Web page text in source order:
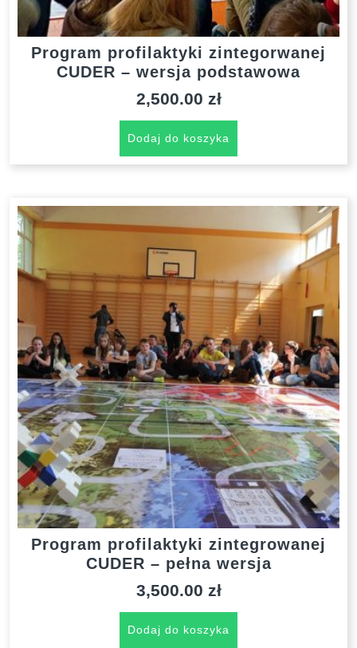
Program profilaktyki zintegorwanej
CUDER – wersja podstawowa
2,500.00 zł
Dodaj do koszyka
Program profilaktyki zintegrowanej
CUDER – pełna wersja
3,500.00 zł
Dodaj do koszyka